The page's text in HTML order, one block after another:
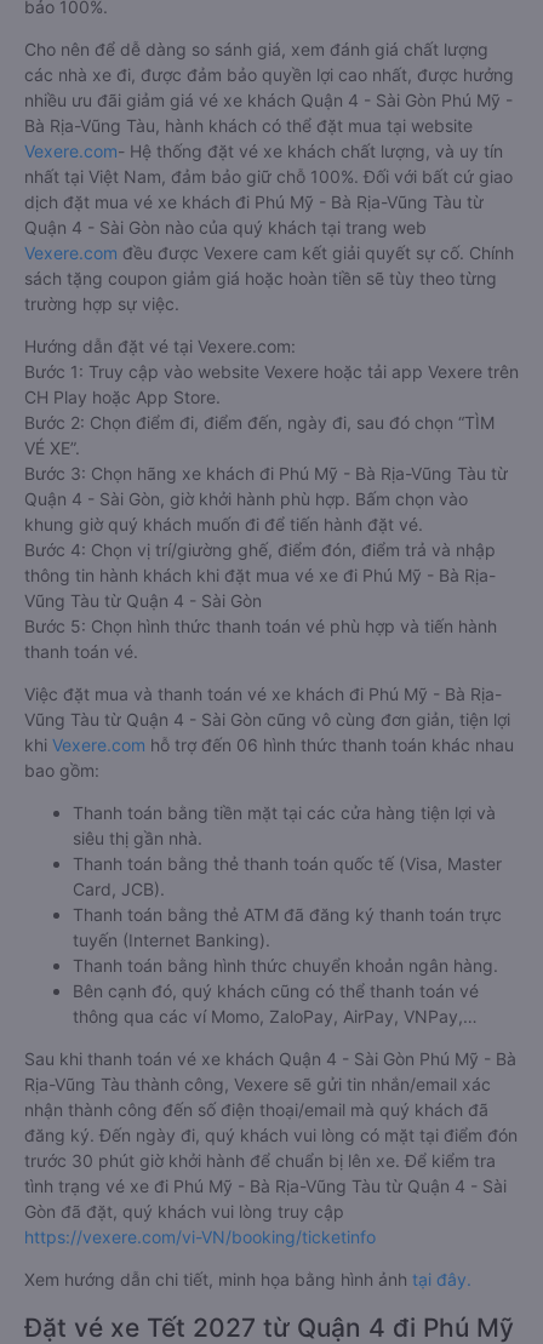
bảo 100%.
Cho nên để dễ dàng so sánh giá, xem đánh giá chất lượng
các nhà xe đi, được đảm bảo quyền lợi cao nhất, được hưởng
nhiều ưu đãi giảm giá vé xe khách Quận 4 - Sài Gòn Phú Mỹ -
Bà Rịa-Vũng Tàu, hành khách có thể đặt mua tại website
Vexere.com- Hệ thống đặt vé xe khách chất lượng, và uy tín
nhất tại Việt Nam, đảm bảo giữ chỗ 100%. Đối với bất cứ giao
dịch đặt mua vé xe khách đi Phú Mỹ - Bà Rịa-Vũng Tàu từ
Quận 4 - Sài Gòn nào của quý khách tại trang web
Vexere.com đều được Vexere cam kết giải quyết sự cố. Chính
sách tặng coupon giảm giá hoặc hoàn tiền sẽ tùy theo từng
trường hợp sự việc.
Hướng dẫn đặt vé tại Vexere.com:
Bước 1: Truy cập vào website Vexere hoặc tải app Vexere trên
CH Play hoặc App Store.
Bước 2: Chọn điểm đi, điểm đến, ngày đi, sau đó chọn “TÌM
VÉ XE”.
Bước 3: Chọn hãng xe khách đi Phú Mỹ - Bà Rịa-Vũng Tàu từ
Quận 4 - Sài Gòn, giờ khởi hành phù hợp. Bấm chọn vào
khung giờ quý khách muốn đi để tiến hành đặt vé.
Bước 4: Chọn vị trí/giường ghế, điểm đón, điểm trả và nhập
thông tin hành khách khi đặt mua vé xe đi Phú Mỹ - Bà Rịa-
Vũng Tàu từ Quận 4 - Sài Gòn
Bước 5: Chọn hình thức thanh toán vé phù hợp và tiến hành
thanh toán vé.
Việc đặt mua và thanh toán vé xe khách đi Phú Mỹ - Bà Rịa-
Vũng Tàu từ Quận 4 - Sài Gòn cũng vô cùng đơn giản, tiện lợi
khi Vexere.com hỗ trợ đến 06 hình thức thanh toán khác nhau
bao gồm:
Thanh toán bằng tiền mặt tại các cửa hàng tiện lợi và
siêu thị gần nhà.
Thanh toán bằng thẻ thanh toán quốc tế (Visa, Master
Card, JCB).
Thanh toán bằng thẻ ATM đã đăng ký thanh toán trực
tuyến (Internet Banking).
Thanh toán bằng hình thức chuyển khoản ngân hàng.
Bên cạnh đó, quý khách cũng có thể thanh toán vé
thông qua các ví Momo, ZaloPay, AirPay, VNPay,…
Sau khi thanh toán vé xe khách Quận 4 - Sài Gòn Phú Mỹ - Bà
Rịa-Vũng Tàu thành công, Vexere sẽ gửi tin nhắn/email xác
nhận thành công đến số điện thoại/email mà quý khách đã
đăng ký. Đến ngày đi, quý khách vui lòng có mặt tại điểm đón
trước 30 phút giờ khởi hành để chuẩn bị lên xe. Để kiểm tra
tình trạng vé xe đi Phú Mỹ - Bà Rịa-Vũng Tàu từ Quận 4 - Sài
Gòn đã đặt, quý khách vui lòng truy cập
https://vexere.com/vi-VN/booking/ticketinfo
Xem hướng dẫn chi tiết, minh họa bằng hình ảnh tại đây.
Đặt vé xe Tết 2027 từ Quận 4 đi Phú Mỹ